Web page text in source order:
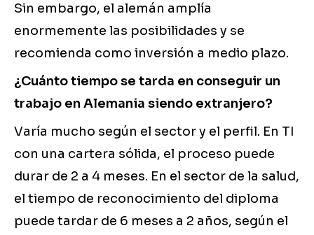
Sin embargo, el alemán amplía
enormemente las posibilidades y se
recomienda como inversión a medio plazo.
¿Cuánto tiempo se tarda en conseguir un
trabajo en Alemania siendo extranjero?
Varía mucho según el sector y el perfil. En TI
con una cartera sólida, el proceso puede
durar de 2 a 4 meses. En el sector de la salud,
el tiempo de reconocimiento del diploma
puede tardar de 6 meses a 2 años, según el